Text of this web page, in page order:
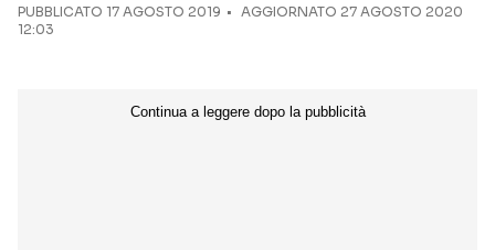
PUBBLICATO 17 AGOSTO 2019
AGGIORNATO 27 AGOSTO 2020
12:03